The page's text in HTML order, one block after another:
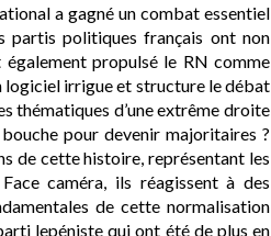
a gagné un combat essentiel
partis politiques français ont non
propulsé le RN comme
logiciel irrigue et structure le débat
thématiques d’une extrême droite
pour devenir majoritaires ?
de cette histoire, représentant les
caméra, ils réagissent à des
de cette normalisation
lepéniste qui ont été de plus en